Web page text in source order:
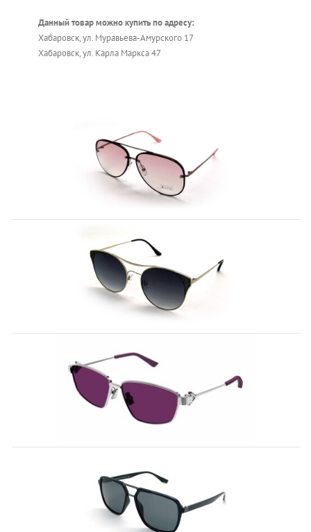
Данный товар можно купить по адресу:
Хабаровск, ул. Муравьева-Амурского 17
Хабаровск, ул. Карла Маркса 47